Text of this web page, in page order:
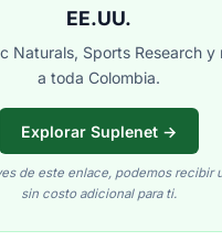
EE.UU.
Naturals, Sports Research y
a toda Colombia.
Explorar Suplenet →
de este enlace, podemos recibir
sin costo adicional para ti.